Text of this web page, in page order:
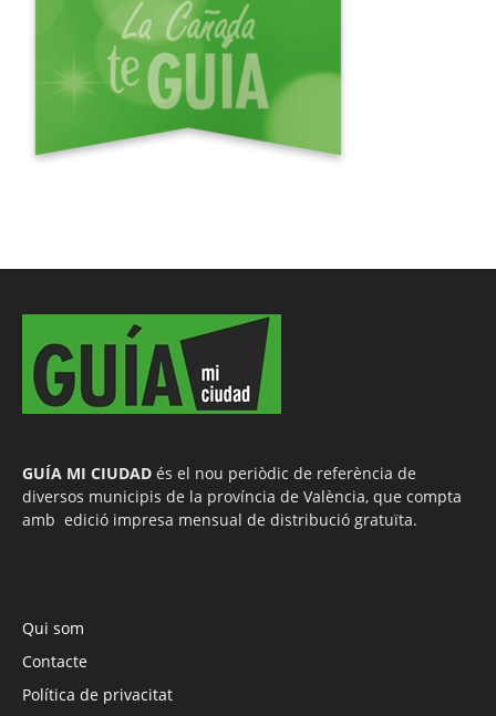
GUÍA MI CIUDAD és el nou periòdic de referència de
diversos municipis de la província de València, que compta
amb edició impresa mensual de distribució gratuïta.
Qui som
Contacte
Política de privacitat